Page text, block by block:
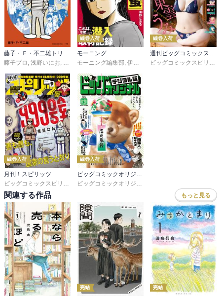
藤子・Ｆ・不二雄トリビュート＆原作アンソロジー Ｆ ＴＨＥ ＴＲＩＢＵＴＥ
藤子プロ , 浅野いにお, 石黒正数,小玉ユキ,高橋聖一 とよ田みのる ,モリタイシ,
続巻入荷
モーニング
モーニング編集部, 伊咲智太 ,オオイシヒロト, 森高夕
続巻入荷
週刊ビッグコミックスピリッツ
ビッグコミックスピリッツ編集部
続巻入荷
月刊！スピリッツ
続巻入荷
関連する作品 もっと見る
完結 完結